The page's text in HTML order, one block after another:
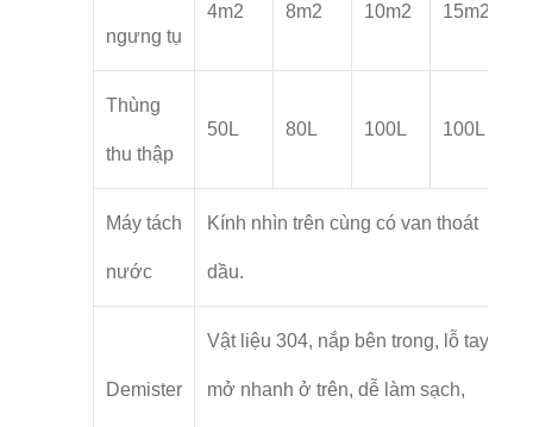
ngưng tụ
4m2 8m2 10m2 15m2
Thùng
thu thập
50L 80L 100L 100L
Máy tách
nước
Kính nhìn trên cùng có van thoát
dầu.
Demister
Vật liệu 304, nắp bên trong, lỗ tay
mở nhanh ở trên, dễ làm sạch,